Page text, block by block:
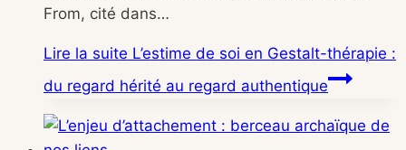
From, cité dans…
Lire la suite L’estime de soi en Gestalt-thérapie :
du regard hérité au regard authentique